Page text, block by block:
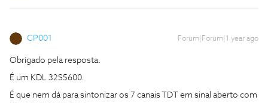
CP001 Forum|Forum|1 year ago
Obrigado pela resposta.
É um KDL 32S5600.
É que nem dá para sintonizar os 7 canais TDT em sinal aberto com